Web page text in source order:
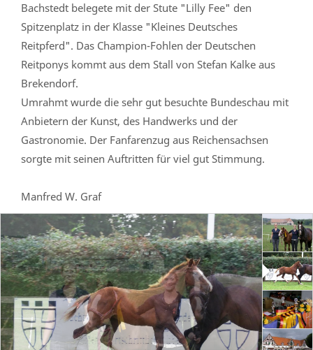
Bachstedt belegete mit der Stute "Lilly Fee" den
Spitzenplatz in der Klasse "Kleines Deutsches
Reitpferd". Das Champion-Fohlen der Deutschen
Reitponys kommt aus dem Stall von Stefan Kalke aus
Brekendorf.
Umrahmt wurde die sehr gut besuchte Bundeschau mit
Anbietern der Kunst, des Handwerks und der
Gastronomie. Der Fanfarenzug aus Reichensachsen
sorgte mit seinen Auftritten für viel gut Stimmung.
Manfred W. Graf